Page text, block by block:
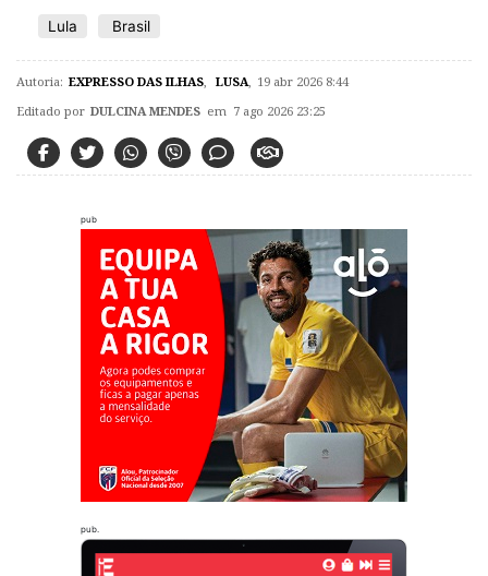
Lula Brasil
Autoria: EXPRESSO DAS ILHAS LUSA 19 abr 2026 8:44
Editado por DULCINA MENDES em 7 ago 2026 23:25
pub
pub.